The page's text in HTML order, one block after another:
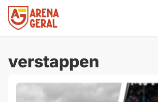
verstappen